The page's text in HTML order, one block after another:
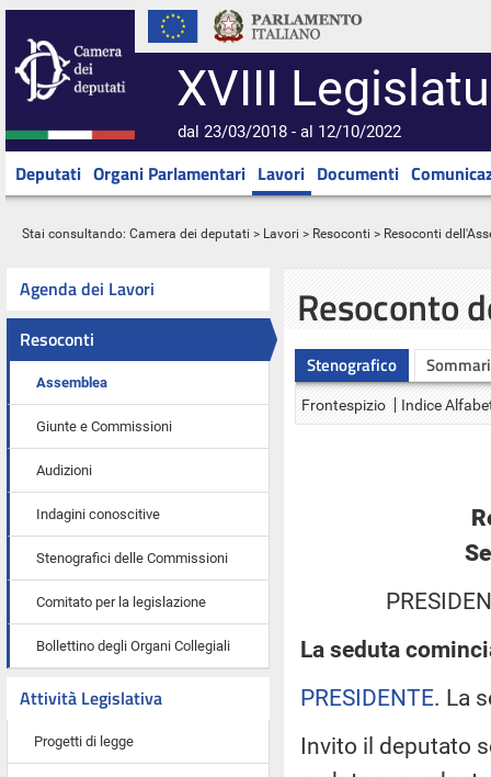
XVIII
dal 23/03/2018 - al 12/10/2022
Deputati Organi Parlamentari Lavori Documenti
Stai consultando: Camera dei deputati > Lavori > Resoconti > Resoconti
Agenda dei Lavori
Resoconti
Assemblea
Giunte e Commissioni
Audizioni
Indagini conoscitive
Stenografici delle Commissioni
Comitato per la legislazione
Bollettino degli Organi Collegiali
Attività Legislativa
Progetti di legge
Resoconto
Stenografico
Frontespizio Indice
La seduta
PRESIDENTE. La
Invito il deputato